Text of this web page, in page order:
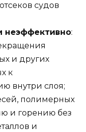
судов
неэффективно:
и других
к
внутри слоя;
полимерных
и горению без
и